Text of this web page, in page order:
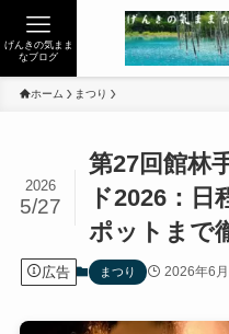
げんきの気まま
なブログ
ホーム まつり
第27回館林
ド2026：
ポットまで
2026
5/27
広告 まつり 2026年6